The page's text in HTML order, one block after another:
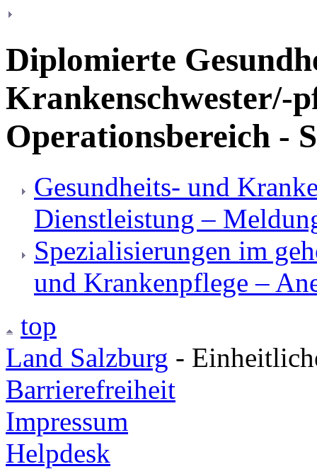
Diplomierte
Krankenschwester/-
Operationsbereich -
Gesundheits- und
Dienstleistung –
Spezialisierungen im
und Krankenpflege –
top
Land Salzburg -
Barrierefreiheit
Impressum
Helpdesk